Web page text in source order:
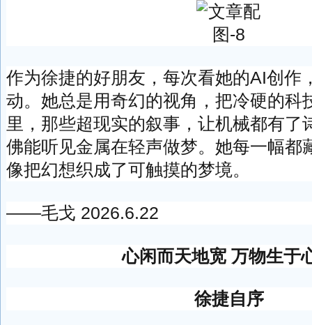
作为徐捷的好朋友，每次看她的AI创作
动。她总是用奇幻的视角，把冷硬的科
里，那些超现实的叙事，让机械都有
佛能听见金属在轻声做梦。她每一幅都
像把幻想织成了可触摸的梦境。
——毛戈 2026.6.22
心闲而天地宽 万物生于
徐捷自序